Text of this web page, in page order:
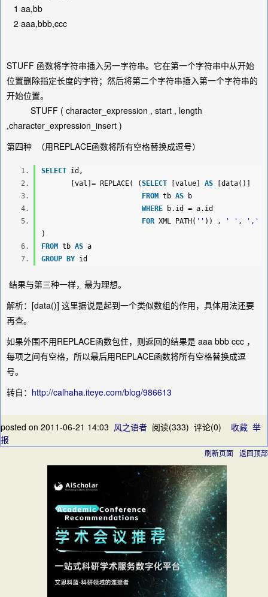
1 aa,bb
2 aaa,bbb,ccc
STUFF 函数将字符串插入另一字符串。它在第一个字符串中从开始
位置删除指定长度的字符；然后将第二个字符串插入第一个字符串的
开始位置。
STUFF ( character_expression , start , length
,character_expression_insert )
第四种 （用REPLACE函数将所有空格替换成逗号）
SELECT id,
[val]=
REPLACE( (SELECT [value] AS [data()]
FROM tb AS b
WHERE b.id = a.id
FOR XML PATH( '' )) , ' ' ,
','
)
FROM tb AS a
GROUP
BY id
结果与第三种一样，最为理想。
解析：[data()] 这里据说是起到一个类似数组的作用，具体用法还要
再查。
如果外围不用REPLACE函数包住，则返回的结果是 aaa bbb ccc ，
每项之间有空格，所以最后用REPLACE函数将所有空格替换成逗
号。
转自： http://calhaha.iteye.com/blog/986613
posted on 2011-06-21 14:03 风之语者 阅读(333) 评论(0) 收藏 举
报
刷新页面 返回顶部